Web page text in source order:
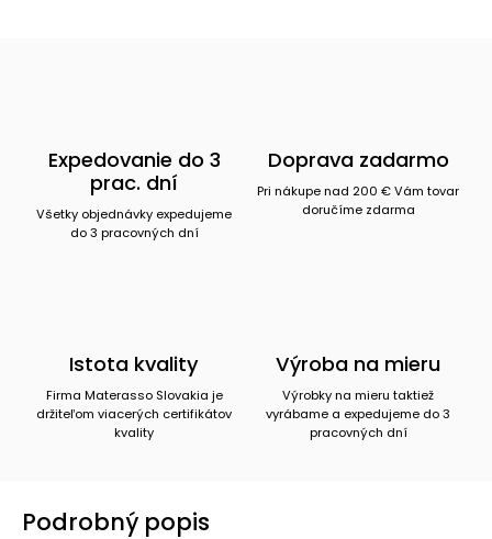
Expedovanie do 3
prac. dní
Všetky objednávky expedujeme
do 3 pracovných dní
Doprava zadarmo
Pri nákupe nad 200 € Vám tovar
doručíme zdarma
Istota kvality
Firma Materasso Slovakia je
držiteľom viacerých certifikátov
kvality
Výroba na mieru
Výrobky na mieru taktiež
vyrábame a expedujeme do 3
pracovných dní
Podrobný popis